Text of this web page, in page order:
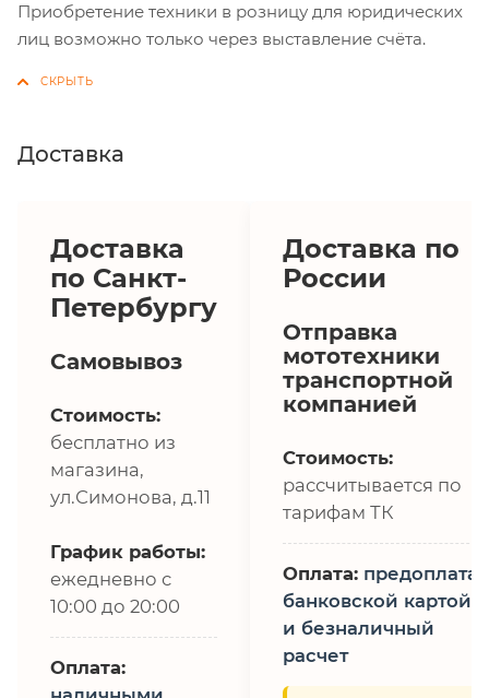
Приобретение техники в розницу для юридических
лиц возможно только через выставление счёта.
Доставка
Доставка
по Санкт-
Петербургу
Самовывоз
Стоимость:
бесплатно из
магазина,
ул.Симонова, д.11
График работы:
ежедневно с
10:00 до 20:00
Оплата:
Доставка по
России
Отправка
мототехники
транспортной
компанией
Стоимость:
рассчитывается по
тарифам ТК
Оплата: предоплата,
банковской картой
и безналичный
расчет